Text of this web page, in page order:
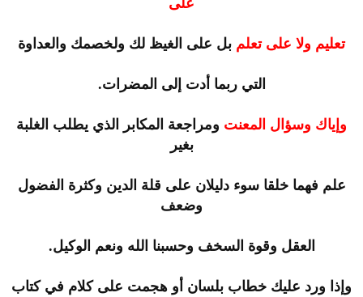
تعليم ولا على تعلم بل على الغيظ لك ولخصمك والعداوة
التي ربما أدت إلى المضرات.
وإياك وسؤال المعنت ومراجعة المكابر الذي يطلب الغلبة
بغير
علم فهما خلقا سوء دليلان على قلة الدين وكثرة الفضول
وضعف
العقل وقوة السخف وحسبنا الله ونعم الوكيل.
وإذا ورد عليك خطاب بلسان أو هجمت على كلام في كتاب